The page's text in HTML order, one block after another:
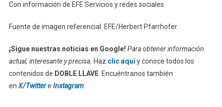
Con información de EFE Servicios y redes sociales
Fuente de imagen referencial: EFE/Herbert Pfarrhofer
¡Sigue nuestras noticias en Google! Para obtener información
actual, interesante y precisa. Haz clic aquíy conoce todos los
contenidos de DOBLE LLAVE. Encuéntranos también
en X/Twittere Instagram